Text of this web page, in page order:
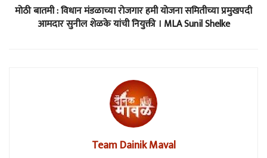
मोठी बातमी : विधान मंडळाच्या रोजगार हमी योजना समितीच्या प्रमुखपदी
आमदार सुनील शेळके यांची नियुक्ती । MLA Sunil Shelke
Team Dainik Maval